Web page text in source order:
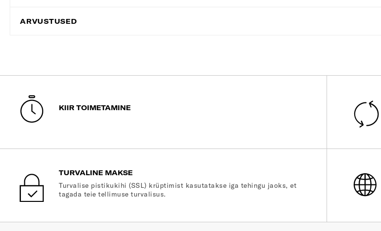
ARVUSTUSED
KIIR TOIMETAMINE
TURVALINE MAKSE
Turvalise pistikukihi (SSL) krüptimist kasutatakse iga tehingu jaoks, et
tagada teie tellimuse turvalisus.